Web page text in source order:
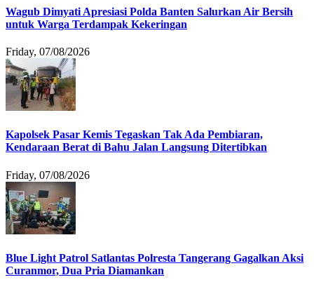
Wagub Dimyati Apresiasi Polda Banten Salurkan Air Bersih
untuk Warga Terdampak Kekeringan
Friday, 07/08/2026
Kapolsek Pasar Kemis Tegaskan Tak Ada Pembiaran,
Kendaraan Berat di Bahu Jalan Langsung Ditertibkan
Friday, 07/08/2026
Blue Light Patrol Satlantas Polresta Tangerang Gagalkan Aksi
Curanmor, Dua Pria Diamankan